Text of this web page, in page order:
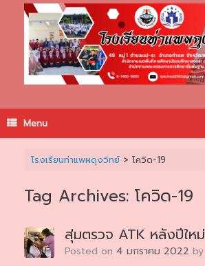
Menu
โรงเรียนท่าแพผดุงวิทย์> โควิด-19
Tag Archives: โควิด-19
สุ่มตรวจ ATK หลังปีใหม่
Posted on 4 มกราคม 2022 by